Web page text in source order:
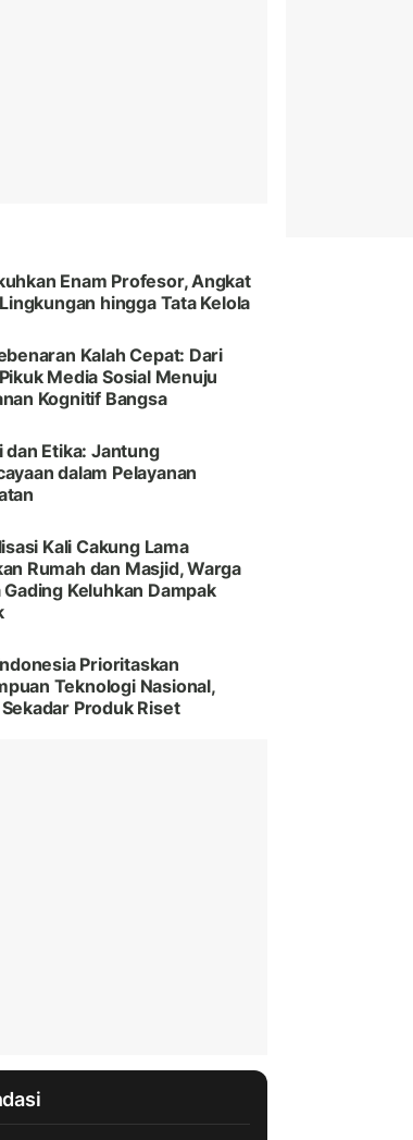
Enam Profesor, Angkat
hingga Tata Kelola
Kalah Cepat: Dari
Media Sosial Menuju
Kognitif Bangsa
dan Etika: Jantung
dalam Pelayanan
Kali Cakung Lama
Rumah dan Masjid, Warga
Gading Keluhkan Dampak
Prioritaskan
Teknologi Nasional,
Produk Riset